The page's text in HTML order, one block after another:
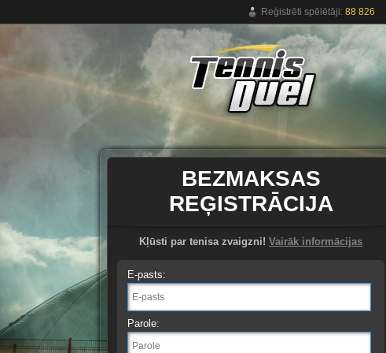
Reģistrēti spēlētāji: 88 826
BEZMAKSAS
REĢISTRĀCIJA
Kļūsti par tenisa zvaigzni! Vairāk informācijas
E-pasts:
Parole: